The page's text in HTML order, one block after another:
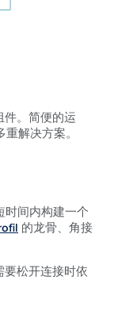
。简便的运
解决方案。
时间内构建一个
的龙骨、角接
松开连接时依